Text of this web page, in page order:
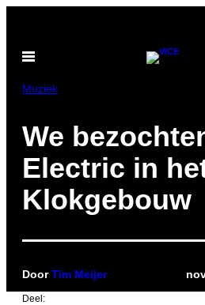
de
inhoud
Open
Muziek
We
Electric in
Klokgebouw
DoorTim Meijer
Deel: